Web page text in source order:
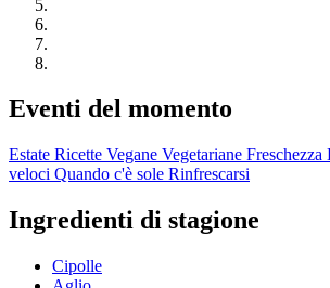
Eventi del momento
Estate Ricette Vegane Vegetariane Freschezza
veloci Quando c'è sole Rinfrescarsi
Ingredienti di stagione
Cipolle